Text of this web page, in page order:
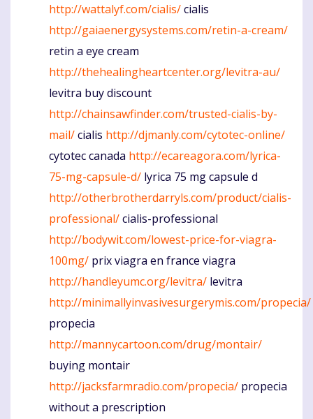
http://wattalyf.com/cialis/cialis
http://gaiaenergysystems.com/retin-a-cream/
retin a eye cream
http://thehealingheartcenter.org/levitra-au/
levitra buy discount
http://chainsawfinder.com/trusted-cialis-by-
mail/cialis http://djmanly.com/cytotec-online/
cytotec canada http://ecareagora.com/lyrica-
75-mg-capsule-d/ lyrica 75 mg capsule d
http://otherbrotherdarryls.com/product/cialis-
professional/cialis-professional
http://bodywit.com/lowest-price-for-viagra-
100mg/ prix viagra en france viagra
http://handleyumc.org/levitra/ levitra
http://minimallyinvasivesurgerymis.com/propecia/
propecia
http://mannycartoon.com/drug/montair/
buying montair
http://jacksfarmradio.com/propecia/ propecia
without a prescription